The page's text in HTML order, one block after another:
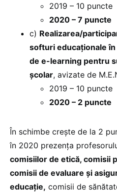
2019 – 10 puncte
2020 – 7 puncte
c) Realizarea/
softuri educaţionale
de e-learning pentru
şcolar, avizate de
2019 – 10 puncte
2020 – 2 puncte
În schimbe crește de la 2
în 2020 prezența
comisiilor de etică, comisii
comisii de evaluare şi
educaţie, comisii de